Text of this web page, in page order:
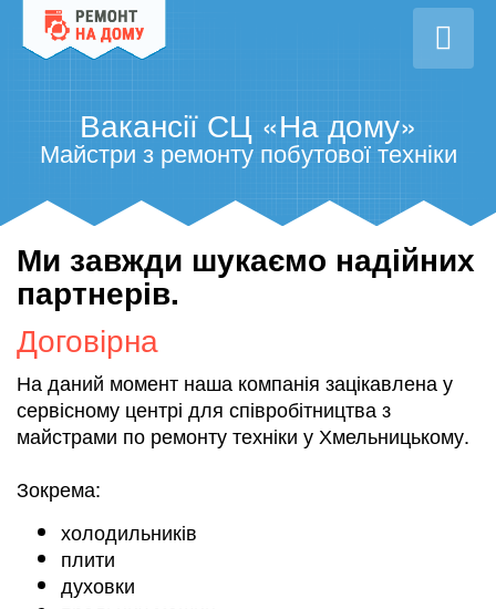
Вакансії СЦ «На дому»
Майстри з ремонту побутової техніки
Ми завжди шукаємо надійних
партнерів.
Договірна
На даний момент наша компанія зацікавлена у
сервісному центрі для співробітництва з
майстрами по ремонту техніки у Хмельницькому.
Зокрема:
холодильників
плити
духовки